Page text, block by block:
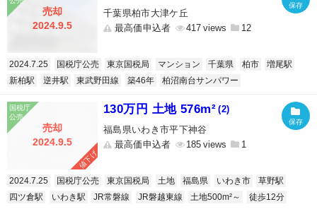
売却
2024.9.5
千葉県柏市大津ケ丘
最高価申込者
417 12
2024.7.25 国税庁公売 東京国税局 マンション 千葉県 柏市
増尾駅
新柏駅
逆井駅 東武野田線 築46年 柏沼南台サンパワー
売却
2024.9.5
値下げ
130万円 土地 576m² (2)
福島県いわき市平下神谷
最高価申込者
185 1
2024.7.25 国税庁公売 東京国税局 土地 福島県 いわき市
草野駅
四ツ倉駅
いわき駅 JR常磐線 JR磐越東線 土地500m²～ 徒歩12分